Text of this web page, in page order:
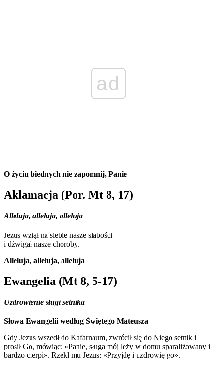
ad
O życiu biednych nie zapomnij, Panie
Aklamacja (Por. Mt 8, 17)
Alleluja, alleluja, alleluja
Jezus wziął na siebie nasze słabości
i dźwigał nasze choroby.
Alleluja, alleluja, alleluja
Ewangelia (Mt 8, 5-17)
Uzdrowienie sługi setnika
Słowa Ewangelii według Świętego Mateusza
Gdy Jezus wszedł do Kafarnaum, zwrócił się do Niego setnik i
prosił Go, mówiąc: «Panie, sługa mój leży w domu sparaliżowany i
bardzo cierpi». Rzekł mu Jezus: «Przyjdę i uzdrowię go».